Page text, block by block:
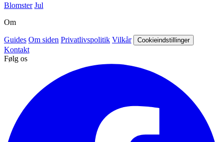
Blomster Jul
Om
Guides Om siden Privatlivspolitik Vilkår Cookieindstillinger
Kontakt
Følg os